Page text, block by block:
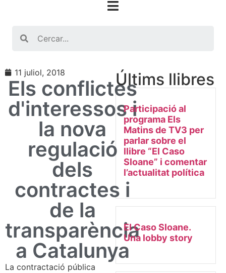
11 juliol, 2018
Els conflictes
d'interessos i
la nova
regulació
dels
contractes i
de la
transparència
a Catalunya
La contractació pública
Últims llibres
Participació al
programa Els
Matins de TV3 per
parlar sobre el
llibre “El Caso
Sloane” i comentar
l’actualitat política
El Caso Sloane.
Una lobby story